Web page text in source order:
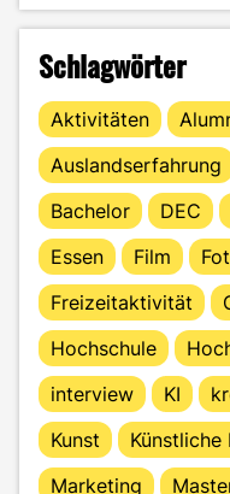
Schlagwörter
Aktivitäten
Auslandserfahrung
Bachelor
DEC
Essen
Film
Freizeitaktivität
Hochschule
interview
KI
Kunst
Künstliche
Marketing